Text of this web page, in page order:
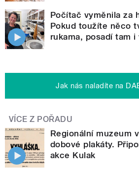
Počítač vyměnila za
Pokud toužíte něco
rukama, posadí tam i
Jak nás naladíte na
VÍCE Z POŘADU
Regionální muzeum
dobové plakáty.
akce Kulak